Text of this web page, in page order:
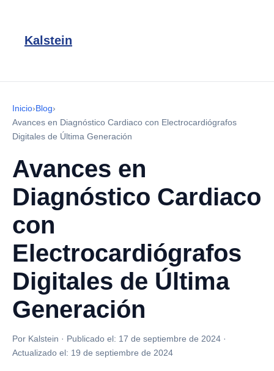
Kalstein
Inicio›Blog›
Avances en Diagnóstico Cardiaco con Electrocardiógrafos
Digitales de Última Generación
Avances en
Diagnóstico Cardiaco
con
Electrocardiógrafos
Digitales de Última
Generación
Por Kalstein · Publicado el: 17 de septiembre de 2024 ·
Actualizado el: 19 de septiembre de 2024